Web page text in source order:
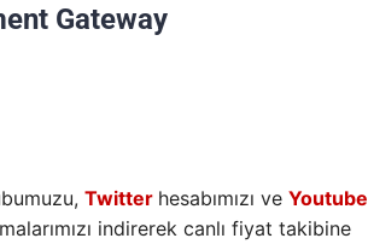
Gateway
Twitter hesabımızı ve Youtube
indirerek canlı fiyat takibine